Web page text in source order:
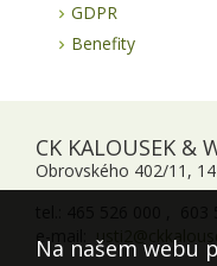
GDPR
Benefity
CK KALOUSEK &
Obrovského 402/11,
e-mail:
Na našem webu